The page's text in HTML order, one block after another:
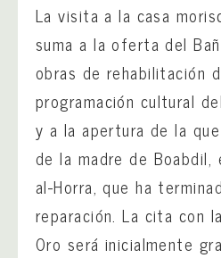
La visita a la casa
suma a la oferta del
obras de rehabilitación
programación cultural
y a la apertura de la
de la madre de Boabdil,
al-Horra, que ha
reparación. La cita con
Oro será inicialmente